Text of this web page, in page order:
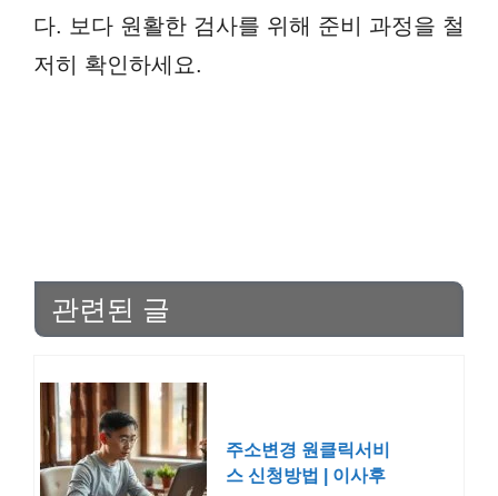
다. 보다 원활한 검사를 위해 준비 과정을 철
저히 확인하세요.
관련된 글
주소변경 원클릭서비
스 신청방법 | 이사후